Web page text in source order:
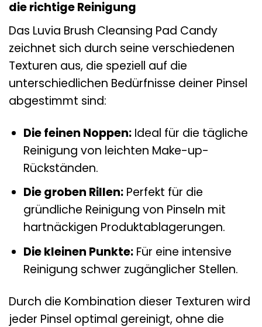
die richtige Reinigung
Das Luvia Brush Cleansing Pad Candy
zeichnet sich durch seine verschiedenen
Texturen aus, die speziell auf die
unterschiedlichen Bedürfnisse deiner Pinsel
abgestimmt sind:
Die feinen Noppen:Ideal für die tägliche
Reinigung von leichten Make-up-
Rückständen.
Die groben Rillen:Perfekt für die
gründliche Reinigung von Pinseln mit
hartnäckigen Produktablagerungen.
Die kleinen Punkte:Für eine intensive
Reinigung schwer zugänglicher Stellen.
Durch die Kombination dieser Texturen wird
jeder Pinsel optimal gereinigt, ohne die